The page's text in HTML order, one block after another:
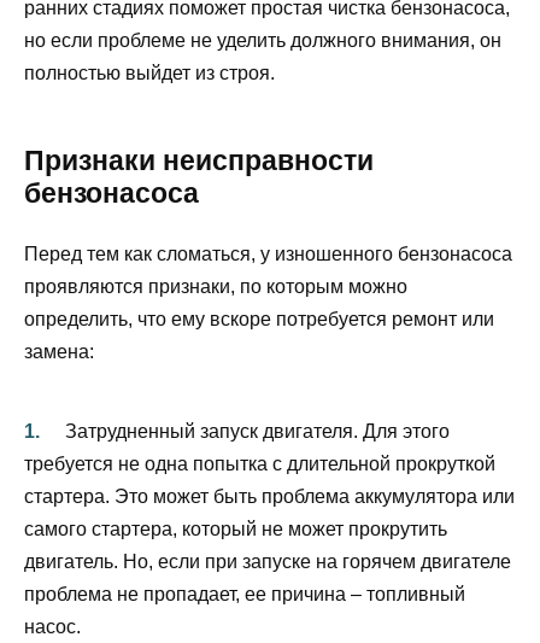
ранних стадиях поможет простая чистка бензонасоса,
но если проблеме не уделить должного внимания, он
полностью выйдет из строя.
Признаки неисправности
бензонасоса
Перед тем как сломаться, у изношенного бензонасоса
проявляются признаки, по которым можно
определить, что ему вскоре потребуется ремонт или
замена:
Затрудненный запуск двигателя. Для этого
требуется не одна попытка с длительной прокруткой
стартера. Это может быть проблема аккумулятора или
самого стартера, который не может прокрутить
двигатель. Но, если при запуске на горячем двигателе
проблема не пропадает, ее причина – топливный
насос.